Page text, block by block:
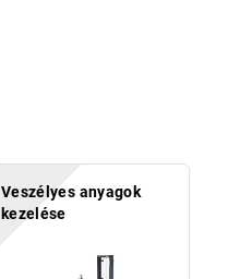
Veszélyes anyagok
kezelése